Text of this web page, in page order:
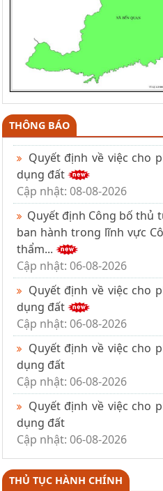
THÔNG BÁO
Quyết định về việc cho
dụng đất
Cập nhật: 08-08-2026
Quyết định Công bố thủ
ban hành trong lĩnh vực
thẩm...
Cập nhật: 06-08-2026
Quyết định về việc cho
dụng đất
Cập nhật: 06-08-2026
Quyết định về việc cho
dụng đất
Cập nhật: 06-08-2026
Quyết định về việc cho
dụng đất
Cập nhật: 06-08-2026
THỦ TỤC HÀNH CHÍNH